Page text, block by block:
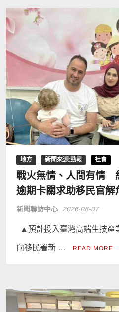
地方 新聞來源:勁報 社會
戰火無情、人間有情
逾期卡關求助移民官解
新聞聯訪中心 2026-08-07
▲預計投入臺灣高端生技產
向移民署新 … READ MORE